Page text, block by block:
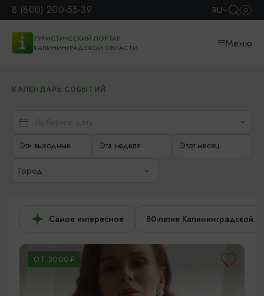
8 (800) 200-55-39 RU
ТУРИСТИЧЕСКИЙ ПОРТАЛ
КАЛИНИНГРАДСКОЙ ОБЛАСТИ
Меню
КАЛЕНДАРЬ СОБЫТИЙ
Эти выходные Эта неделя Этот месяц
Город
Самое интересное 80-летие Калининградской
ОТ 3000₽